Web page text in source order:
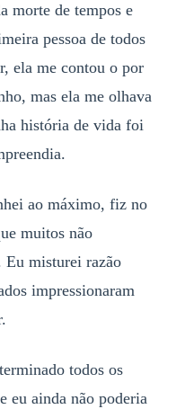
morte de tempos e
pessoa de todos
ela me contou o por
mas ela me olhava
história de vida foi
ao máximo, fiz no
muitos não
Eu misturei razão
impressionaram
todos os
eu ainda não poderia